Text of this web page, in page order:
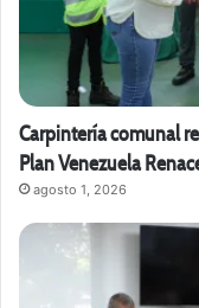
Carpintería comunal
Plan Venezuela
agosto 1, 2026